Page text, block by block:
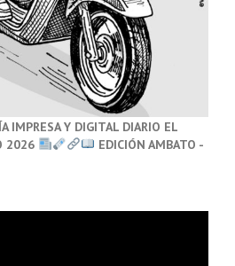
IMPRESA Y DIGITAL DIARIO EL
2026
EDICIÓN AMBATO -